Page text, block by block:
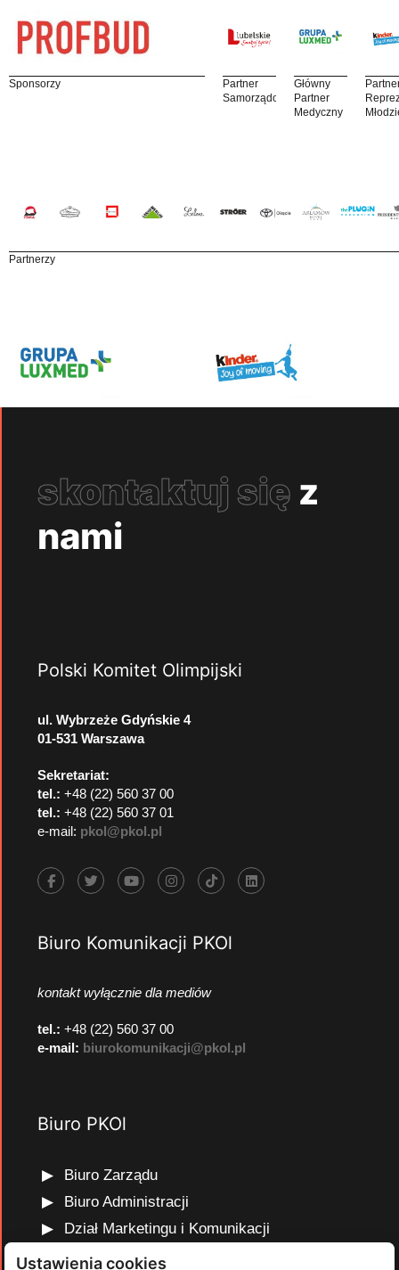
Sponsorzy
Partner
Samorządowy
Główny
Partner
Medyczny
Partnerzy
skontaktuj się z
nami
Polski Komitet Olimpijski
ul. Wybrzeże Gdyńskie 4
01-531 Warszawa
Sekretariat:
tel.: +48 (22) 560 37 00
tel.: +48 (22) 560 37 01
e-mail: pkol@pkol.pl
Biuro Komunikacji PKOl
kontakt wyłącznie dla mediów
tel.: +48 (22) 560 37 00
e-mail: biurokomunikacji@pkol.pl
Biuro PKOl
Biuro Zarządu
Biuro Administracji
Dział Marketingu i Komunikacji
Dział Edukacji Olimpijskiej
Ustawienia cookies